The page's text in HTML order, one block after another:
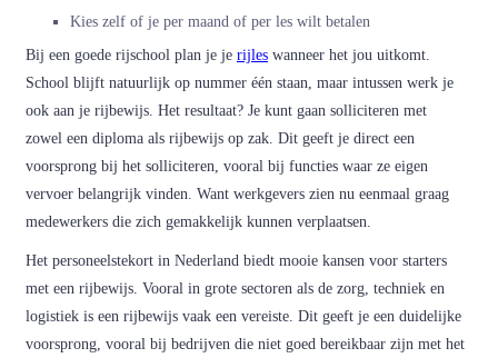
Kies zelf of je per maand of per les wilt betalen
Bij een goede rijschool plan je je rijles wanneer het jou uitkomt.
School blijft natuurlijk op nummer één staan, maar intussen werk je
ook aan je rijbewijs. Het resultaat? Je kunt gaan solliciteren met
zowel een diploma als rijbewijs op zak. Dit geeft je direct een
voorsprong bij het solliciteren, vooral bij functies waar ze eigen
vervoer belangrijk vinden. Want werkgevers zien nu eenmaal graag
medewerkers die zich gemakkelijk kunnen verplaatsen.
Het personeelstekort in Nederland biedt mooie kansen voor starters
met een rijbewijs. Vooral in grote sectoren als de zorg, techniek en
logistiek is een rijbewijs vaak een vereiste. Dit geeft je een duidelijke
voorsprong, vooral bij bedrijven die niet goed bereikbaar zijn met het